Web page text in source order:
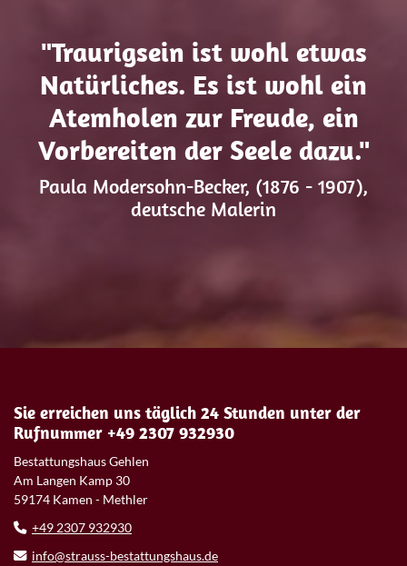
"Traurigsein ist wohl etwas
Natürliches. Es ist wohl ein
Atemholen zur Freude, ein
Vorbereiten der Seele dazu."
Paula Modersohn-Becker, (1876 - 1907),
deutsche Malerin
Sie erreichen uns täglich 24 Stunden unter der
Rufnummer +49 2307 932930
Bestattungshaus Gehlen
Am Langen Kamp 30
59174 Kamen - Methler
+49 2307 932930
info@strauss-bestattungshaus.de